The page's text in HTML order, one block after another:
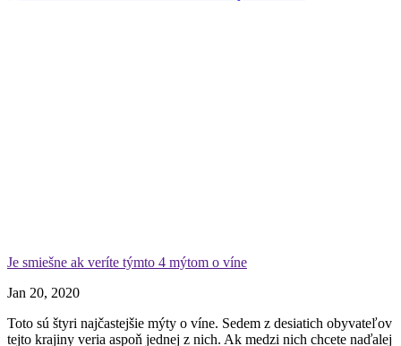
Je smiešne ak veríte týmto 4 mýtom o víne
Jan 20, 2020
Toto sú štyri najčastejšie mýty o víne. Sedem z desiatich obyvateľov
tejto krajiny veria aspoň jednej z nich. Ak medzi nich chcete naďalej